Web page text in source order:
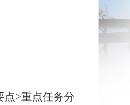
点>重点任务分